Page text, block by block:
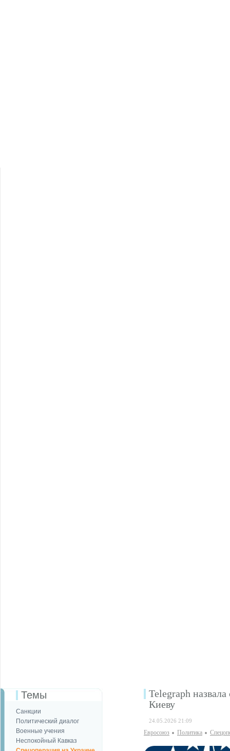
Темы
Санкции
Политический диалог
Военные учения
Неспокойный Кавказ
Telegraph
Киеву
24.05.2026 21:09
Евросоюз Политика